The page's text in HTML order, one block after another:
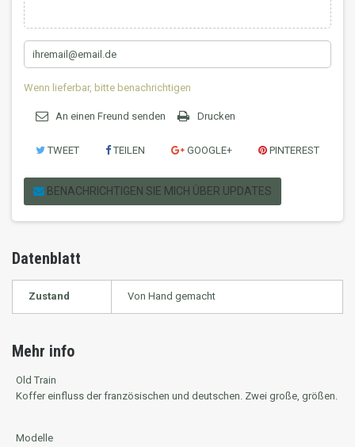
Wenn lieferbar, bitte benachrichtigen
An einen Freund senden Drucken
TWEET TEILEN GOOGLE+ PINTEREST
BENACHRICHTIGEN SIE MICH ÜBER UPDATES
Datenblatt
Zustand Von Hand gemacht
Mehr info
Old Train
Koffer einfluss der französischen und deutschen. Zwei große, größen.
Modelle